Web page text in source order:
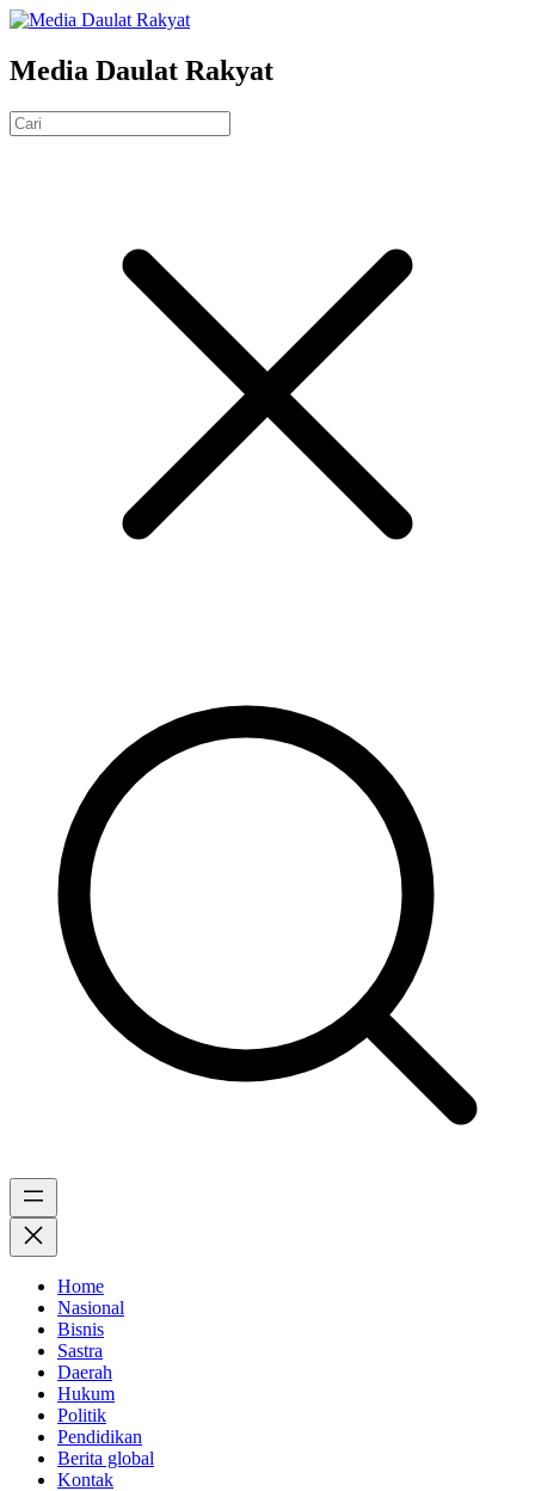
Media Daulat Rakyat
Home
Nasional
Bisnis
Sastra
Daerah
Hukum
Politik
Pendidikan
Berita global
Kontak